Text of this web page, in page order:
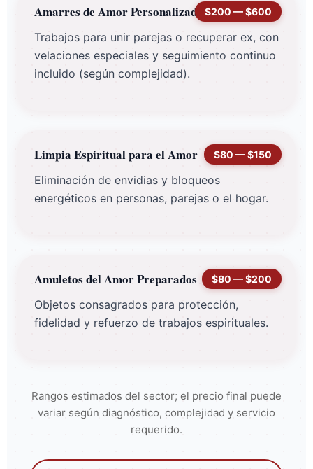
$200 — $600
Amarres de Amor Personalizados
Trabajos para unir parejas o recuperar ex, con
velaciones especiales y seguimiento continuo
incluido (según complejidad).
$80 — $150
Limpia Espiritual para el Amor
Eliminación de envidias y bloqueos
energéticos en personas, parejas o el hogar.
$80 — $200
Amuletos del Amor Preparados
Objetos consagrados para protección,
fidelidad y refuerzo de trabajos espirituales.
Rangos estimados del sector; el precio final puede
variar según diagnóstico, complejidad y servicio
requerido.